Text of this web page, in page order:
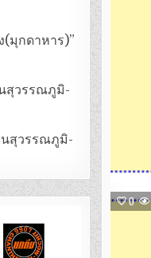
0
(มุกดาหาร)”
นสุวรรณภูมิ-
นสุวรรณภูมิ-